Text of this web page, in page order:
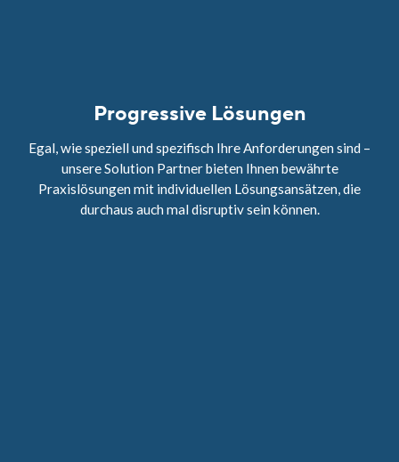
Progressive Lösungen
Egal, wie speziell und spezifisch Ihre Anforderungen sind –
unsere Solution Partner bieten Ihnen bewährte
Praxislösungen mit individuellen Lösungsansätzen, die
durchaus auch mal disruptiv sein können.